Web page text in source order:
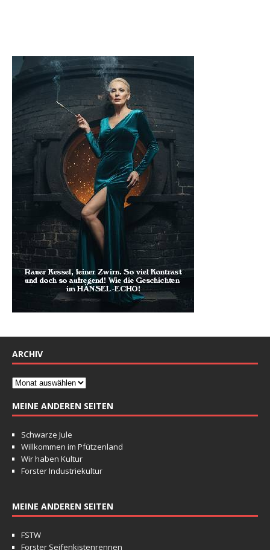
ARCHIV
MEINE ANDEREN SEITEN
Schwarze Jule
Willkommen im Pfützenland
Wir haben Kultur
Forster Industriekultur
MEINE ANDEREN SEITEN
FSTW
Forster Seifenkistenrennen